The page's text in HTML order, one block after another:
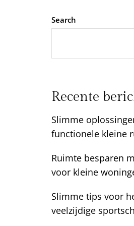
Search
Recente
Slimme
functionele kleine
Ruimte besparen
voor kleine
Slimme tips voor
veelzijdige